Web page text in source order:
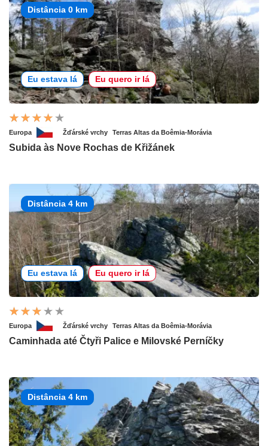
Distância 0 km
Eu estava lá Eu quero ir lá
Europa Žďárské vrchy Terras Altas da Boêmia-Morávia
Subida às Nove Rochas de Křižánek
Distância 4 km
Eu estava lá Eu quero ir lá
Europa Žďárské vrchy Terras Altas da Boêmia-Morávia
Caminhada até Čtyři Palice e Milovské Perníčky
Distância 4 km